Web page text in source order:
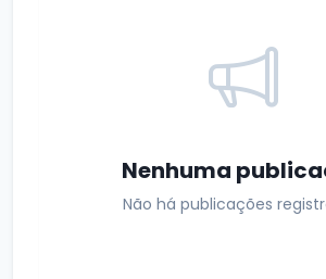
Nenhuma
Não há publicações